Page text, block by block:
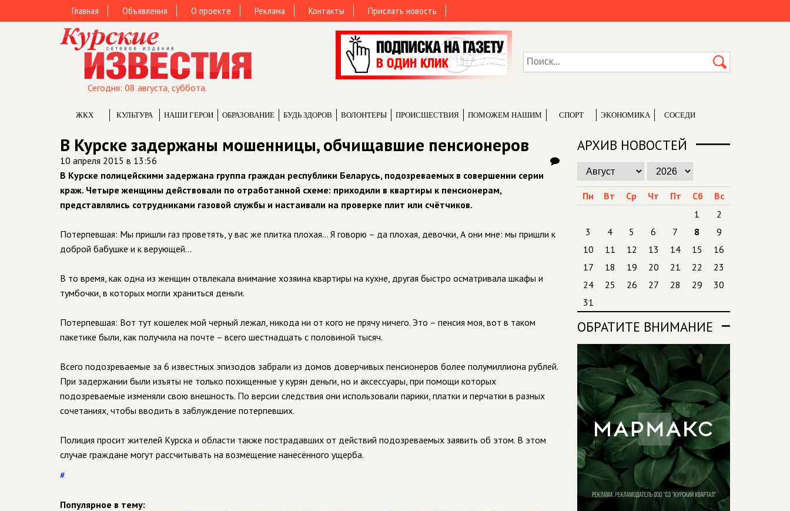
Главная Объявления О проекте Реклама Контакты Прислать новость
Сегодня: 08 августа, суббота.
ЖКХ КУЛЬТУРА НАШИ ГЕРОИ ОБРАЗОВАНИЕ БУДЬ ЗДОРОВ ВОЛОНТЕРЫ ПРОИCШЕСТВИЯ ПОМОЖЕМ НАШИМ СПОРТ ЭКОНОМИКА СОСЕДИ
В Курске задержаны мошенницы, обчищавшие пенсионеров
10 апреля 2015 в 13:56
В Курске полицейскими задержана группа граждан республики Беларусь, подозреваемых в совершении серии
краж. Четыре женщины действовали по отработанной схеме: приходили в квартиры к пенсионерам,
представлялись сотрудниками газовой службы и настаивали на проверке плит или счётчиков.
Потерпевшая: Мы пришли газ проветять, у вас же плитка плохая… Я говорю – да плохая, девочки, А они мне: мы пришли к
доброй бабушке и к верующей…
В то время, как одна из женщин отвлекала внимание хозяина квартиры на кухне, другая быстро осматривала шкафы и
тумбочки, в которых могли храниться деньги.
Потерпевшая: Вот тут кошелек мой черный лежал, никода ни от кого не прячу ничего. Это – пенсия моя, вот в таком
пакетике были, как получила на почте – всего шестнадцать с половиной тысяч.
Всего подозреваемые за 6 известных эпизодов забрали из домов доверчивых пенсионеров более полумиллиона рублей.
При задержании были изъяты не только похищенные у курян деньги, но и аксессуары, при помощи которых
подозреваемые изменяли свою внешность. По версии следствия они использовали парики, платки и перчатки в разных
сочетаниях, чтобы вводить в заблуждение потерпевших.
Полиция просит жителей Курска и области также пострадавших от действий подозреваемых заявить об этом. В этом
случае граждане могут рассчитывать на возмещение нанесённого ущерба.
#
Популярное в тему:
АРХИВ НОВОСТЕЙ
Пн Вт Ср Чт Пт Сб
Вс
1
2
3
4 5 6 7 8
9
10
11 12 13 14 15
16
17
18 19 20 21 22
23
24
25 26 27 28 29
30
31
ОБРАТИТЕ ВНИМАНИЕ